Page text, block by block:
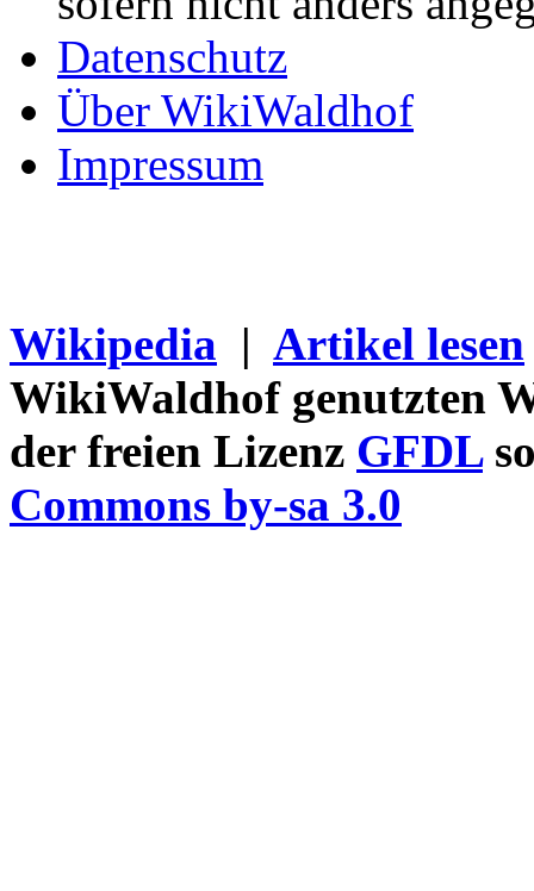
Datenschutz
Über WikiWaldhof
Impressum
Wikipedia | Artikel lesen
WikiWaldhof genutzten
der freien Lizenz GFDL
Commons by-sa 3.0